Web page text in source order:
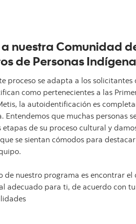
nuestra Comunidad
de Personas
proceso se adapta a los solicitantes
como pertenecientes a las
la autoidentificación es
Entendemos que muchas personas
etapas de su proceso cultural y
se sientan cómodos para
de nuestro programa es encontrar el
adecuado para ti, de acuerdo con